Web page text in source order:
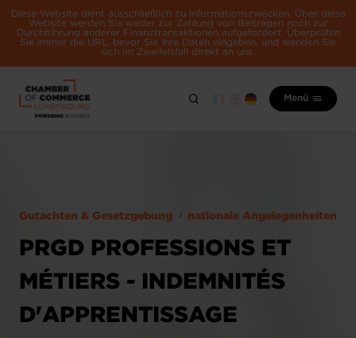
Diese Website dient ausschließlich zu Informationszwecken. Über diese
Website werden Sie weder zur Zahlung von Beiträgen noch zur
Durchführung anderer Finanztransaktionen aufgefordert. Überprüfen
Sie immer die URL, bevor Sie Ihre Daten eingeben, und wenden Sie
sich im Zweifelsfall direkt an uns.
Menü
Gutachten & Gesetzgebung nationale Angelegenheiten
PRGD PROFESSIONS ET
MÉTIERS - INDEMNITÉS
D'APPRENTISSAGE